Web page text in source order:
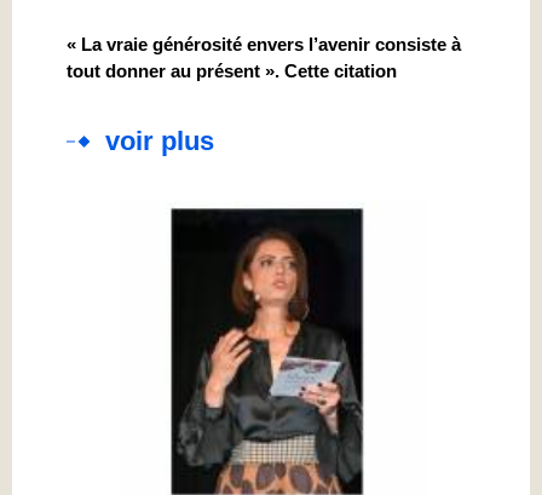
« La vraie générosité envers l’avenir consiste à
tout donner au présent ». Cette citation
voir plus